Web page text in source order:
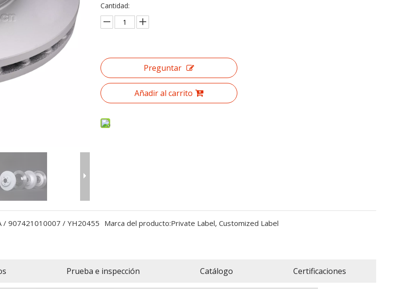
Cantidad:
Preguntar
Añadir al carrito
/ 907421010007 / YH20455 Marca del producto:Private Label, Customized Label
Prueba e inspección Catálogo Certificaciones